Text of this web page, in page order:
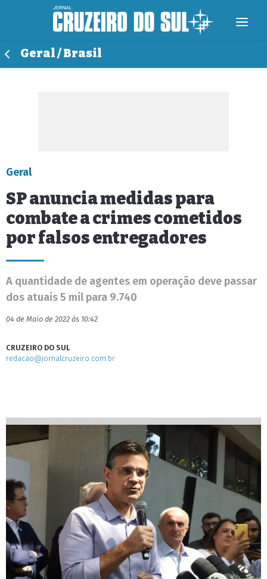
Geral / Brasil
Geral
SP anuncia medidas para
combate a crimes cometidos
por falsos entregadores
A quantidade de agentes em operação deve passar
dos atuais 5 mil para 9.740
04 de Maio de 2022 às 10:42
CRUZEIRO DO SUL
redacao@jornalcruzeiro.com.br